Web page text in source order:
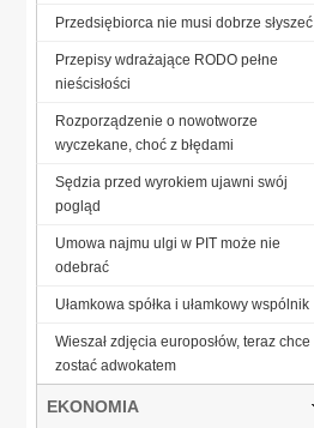
Przedsiębiorca nie musi dobrze słyszeć
Przepisy wdrażające RODO pełne
nieścisłości
Rozporządzenie o nowotworze
wyczekane, choć z błędami
Sędzia przed wyrokiem ujawni swój
pogląd
Umowa najmu ulgi w PIT może nie
odebrać
Ułamkowa spółka i ułamkowy wspólnik
Wieszał zdjęcia europosłów, teraz chce
zostać adwokatem
EKONOMIA